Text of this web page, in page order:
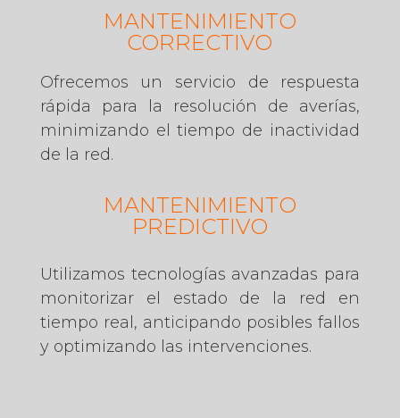
MANTENIMIENTO
CORRECTIVO
Ofrecemos un servicio de respuesta
rápida para la resolución de averías,
minimizando el tiempo de inactividad
de la red.
MANTENIMIENTO
PREDICTIVO
Utilizamos tecnologías avanzadas para
monitorizar el estado de la red en
tiempo real, anticipando posibles fallos
y optimizando las intervenciones.